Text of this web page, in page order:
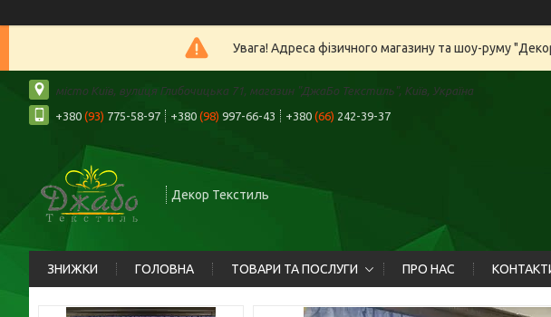
Увага! Адреса фізичного магазину та шоу-руму
місто Київ, вулиця Глибочицька 71, магазин "ДжаБо Текстиль", Київ, Україна
+380 (93) 775-58-97 +380 (98) 997-66-43 +380 (66) 242-39-37
Декор Текстиль
ЗНИЖКИ ГОЛОВНА ТОВАРИ ТА ПОСЛУГИ ПРО НАС